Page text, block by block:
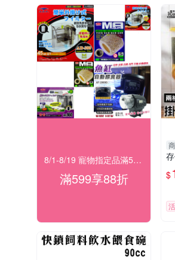
8/1-8/19 寵物指定品滿599享88折
滿599享88折
盒
$